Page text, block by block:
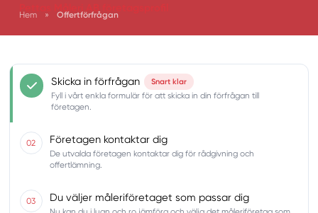
Pettas Måleri AB företagsprofil
Hem » Offertförfrågan
Skicka in förfrågan Snart klar
Fyll i vårt enkla formulär för att skicka in din förfrågan till
företagen.
02 Företagen kontaktar dig
De utvalda företagen kontaktar dig för rådgivning och
offertlämning.
03 Du väljer måleriföretaget som passar dig